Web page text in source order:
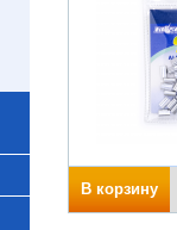
В корзину